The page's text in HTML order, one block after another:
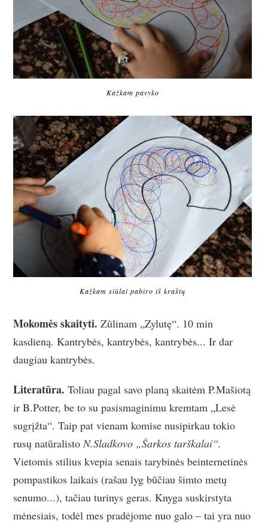
Kažkam pavyko
Kažkam siūlai pabiro iš kraštų
Mokomės skaityti.Zūlinam „Zylutę“. 10 min
kasdieną. Kantrybės, kantrybės, kantrybės... Ir dar
daugiau kantrybės.
Literatūra.Toliau pagal savo planą skaitėm P.Mašiotą
ir B.Potter, be to su pasismaginimu kremtam „Lesė
sugrįžta“. Taip pat vienam komise nusipirkau tokio
rusų natūralisto N.Sladkovo „Šarkos tarškalai“.
Vietomis stilius kvepia senais tarybinės beinternetinės
pompastikos laikais (rašau lyg būčiau šimto metų
senumo...), tačiau turinys geras. Knyga suskirstyta
mėnesiais, todėl mes pradėjome nuo galo – tai yra nuo